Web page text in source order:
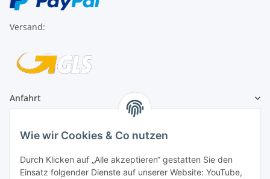
Versand:
registrierter Partner:
Wie wir Cookies & Co nutzen
Durch Klicken auf „Alle akzeptieren“ gestatten Sie den
Einsatz folgender Dienste auf unserer Website: YouTube,